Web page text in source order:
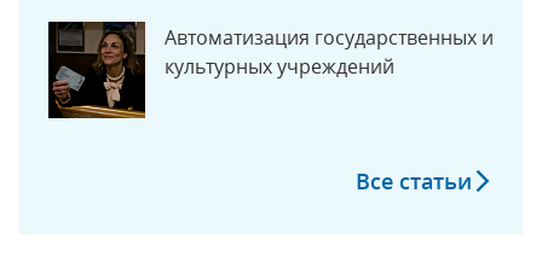
Автоматизация государственных и
культурных учреждений
Все статьи